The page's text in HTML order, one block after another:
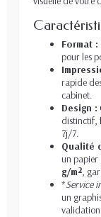
Format :
pour les
rapide
cabinet.
Design :
distinctif,
7j/7.
Qualité
un papier
g/m²,
*Service
un